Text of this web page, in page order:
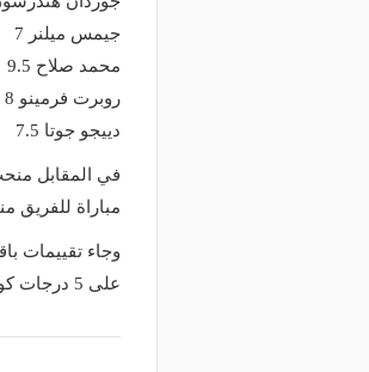
جيمس ميلنر 7
محمد صلاح 9.5
روبرت فرمينو 8
دييجو جوتا 7.5
في المقابل
مباراة للفريق
على 5 درجات كونه أنقذ مرماه من عدة كرات كادت أن تجعل النتيجة أكثر كارثية.